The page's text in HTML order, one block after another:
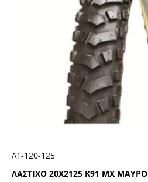
ΛΑΣΤΙΧΟ 20Χ2125 Κ91 ΜΧ ΜΑΥΡΟ
Λ1-120-125